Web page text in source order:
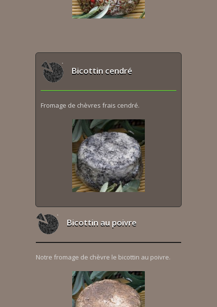
Bicottin cendré
Fromage de chèvres frais cendré.
Bicottin au poivre
Notre fromage de chèvre le bicottin au poivre.